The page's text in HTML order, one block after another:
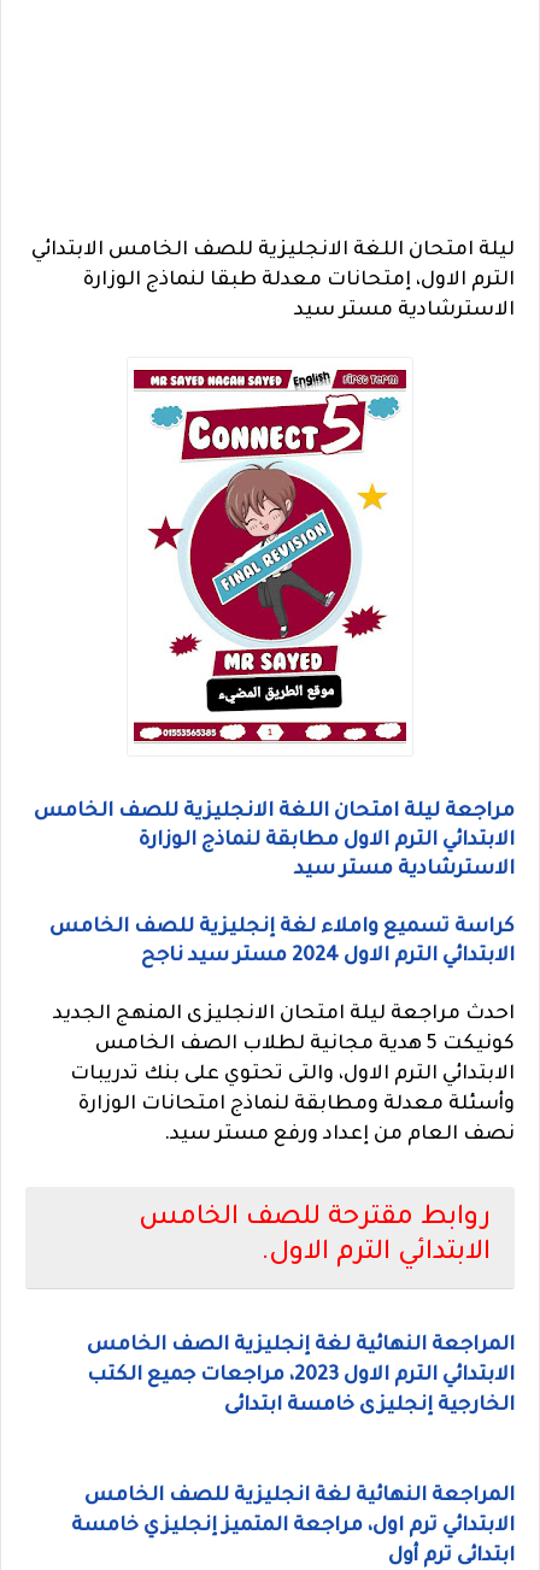
ليلة امتحان اللغة الانجليزية للصف الخامس الابتدائي
الترم الاول، إمتحانات معدلة طبقا لنماذج الوزارة
الاسترشادية مستر سيد
مراجعة ليلة امتحان اللغة الانجليزية للصف الخامس
الابتدائي الترم الاول مطابقة لنماذج الوزارة
الاسترشادية مستر سيد
كراسة تسميع واملاء لغة إنجليزية للصف الخامس
الابتدائي الترم الاول 2024 مستر سيد ناجح
احدث مراجعة ليلة امتحان الانجليزى المنهج الجديد
كونيكت 5 هدية مجانية لطلاب الصف الخامس
الابتدائي الترم الاول، والتى تحتوي على بنك تدريبات
وأسئلة معدلة ومطابقة لنماذج امتحانات الوزارة
نصف العام من إعداد ورفع مستر سيد.
روابط مقترحة للصف الخامس
الابتدائي الترم الاول.
المراجعة النهائية لغة إنجليزية الصف الخامس
الابتدائي الترم الاول 2023، مراجعات جميع الكتب
الخارجية إنجليزى خامسة ابتدائى
المراجعة النهائية لغة انجليزية للصف الخامس
الابتدائي ترم اول، مراجعة المتميز إنجليزي خامسة
ابتدائى ترم أول